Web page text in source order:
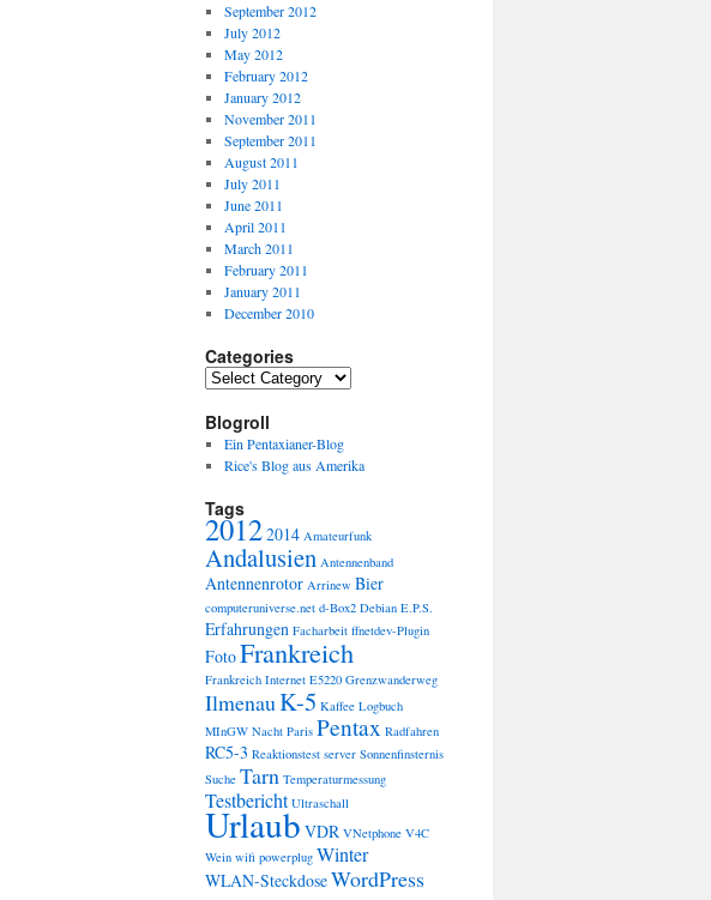
September 2012
July 2012
May 2012
February 2012
January 2012
November 2011
September 2011
August 2011
July 2011
June 2011
April 2011
March 2011
February 2011
January 2011
December 2010
Categories
Categories
Blogroll
Ein Pentaxianer-Blog
Rice's Blog aus Amerika
Tags
20122014 Amateurfunk
Andalusien Antennenband
Antennenrotor Arrinew Bier
computeruniverse.net d-Box2 Debian E.P.S.
Erfahrungen Facharbeit ffnetdev-Plugin
FotoFrankreich
Frankreich Internet E5220 Grenzwanderweg
IlmenauK-5 Kaffee Logbuch
MInGW Nacht Paris Pentax Radfahren
RC5-3 Reaktionstest server Sonnenfinsternis
Suche Tarn Temperaturmessung
Testbericht Ultraschall
Urlaub VDR VNetphone V4C
Wein wifi powerplug Winter
WLAN-SteckdoseWordPress